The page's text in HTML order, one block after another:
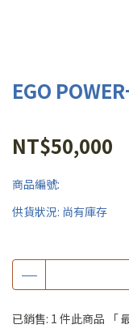
EGO
NT$50,000
商品編號:
供貨狀況: 尚有庫存
已銷售: 1 件此商品 「